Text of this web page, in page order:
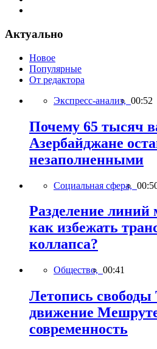
Актуально
Новое
Популярные
От редактора
Экспресс-анализ, 00:52
Почему 65 тысяч
Азербайджане
незаполненными
Социальная сфера,
Разделение линий
как избежать
коллапса?
Общество, 00:41
Летопись свободы
движение
современность